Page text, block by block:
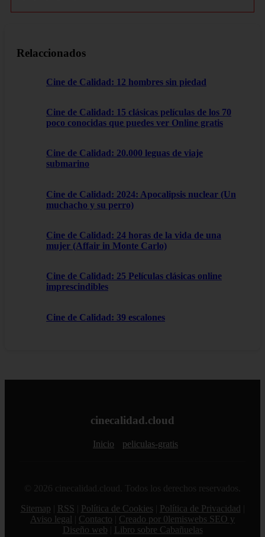
Relaccionados
Cine de Calidad: 12 hombres sin piedad
Cine de Calidad: 15 clásicas películas de los 70
poco conocidas que puedes ver Online gratis
Cine de Calidad: 20.000 leguas de viaje
submarino
Cine de Calidad: 2024: Apocalipsis nuclear (Un
muchacho y su perro)
Cine de Calidad: 24 horas de la vida de una
mujer (Affair in Monte Carlo)
Cine de Calidad: 25 Películas clásicas online
imprescindibles
Cine de Calidad: 39 escalones
cinecalidad.cloud
Inicio peliculas-gratis
© 2026 cinecalidad.cloud. Todos los derechos reservados.
Sitemap
RSS Política de Cookies Política de Privacidad
Aviso legal
Contacto
Creado por 0lemiswebs SEO y
Diseño web
Libro sobre Cabañuelas